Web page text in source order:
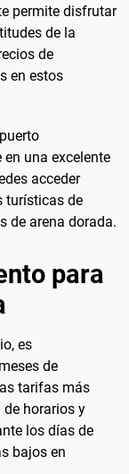
permite disfrutar
de la
de
en estos
una excelente
acceder
turísticas de
de arena dorada.
para
es
de
tarifas más
horarios y
los días de
bajos en